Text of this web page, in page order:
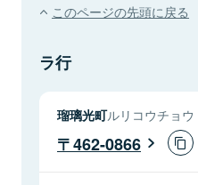
このページの先頭に戻る
ラ行
瑠璃光町ルリコウチョウ
462-0866